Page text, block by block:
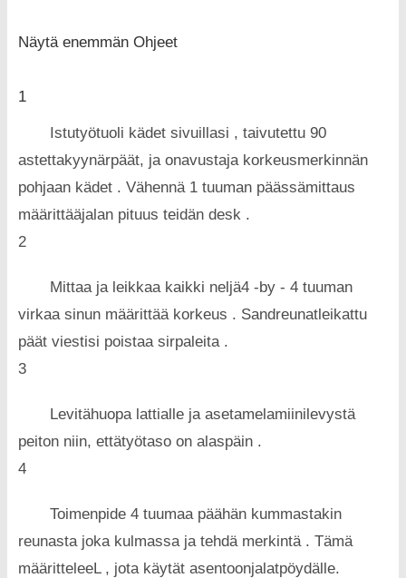
Näytä enemmän Ohjeet
1
Istutyötuoli kädet sivuillasi , taivutettu 90
astettakyynärpäät, ja onavustaja korkeusmerkinnän
pohjaan kädet . Vähennä 1 tuuman päässämittaus
määrittääjalan pituus teidän desk .
2
Mittaa ja leikkaa kaikki neljä4 -by - 4 tuuman
virkaa sinun määrittää korkeus . Sandreunatleikattu
päät viestisi poistaa sirpaleita .
3
Levitähuopa lattialle ja asetamelamiinilevystä
peiton niin, ettätyötaso on alaspäin .
4
Toimenpide 4 tuumaa päähän kummastakin
reunasta joka kulmassa ja tehdä merkintä . Tämä
määritteleeL , jota käytät asentoonjalatpöydälle.